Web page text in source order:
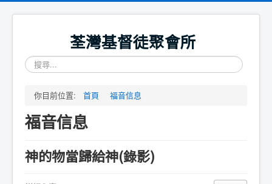
荃灣基督徒聚會所
搜
尋...
你目前位置:
首頁 福音信息
福音信息
神的物當歸給神(錄影)